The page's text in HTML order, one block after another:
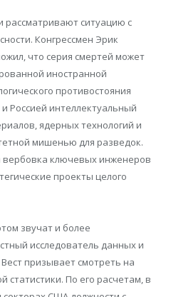
рассматривают ситуацию с
Конгрессмен Эрик
что серия смертей может
иностранной
противостояния
Россией интеллектуальный
ядерных технологий и
мишенью для разведок.
вербовка ключевых инженеров
проекты целого
звучат и более
исследователь данных и
призывает смотреть на
статистики. По его расчетам, в